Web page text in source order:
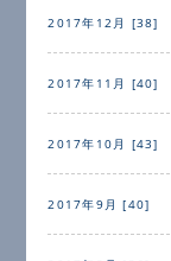
2017年12月 [38]
2017年11月 [40]
2017年10月 [43]
2017年9月 [40]